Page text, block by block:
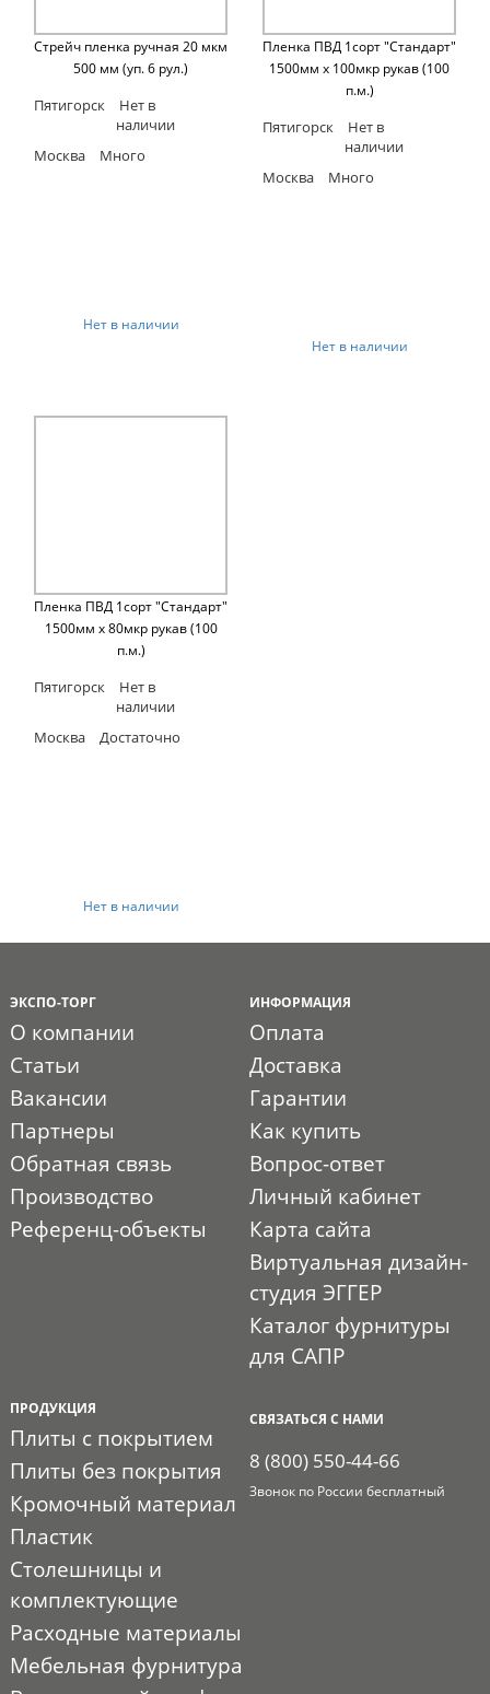
Стрейч пленка ручная 20 мкм
500 мм (уп. 6 рул.)
Пятигорск
Нет в
наличии
Москва
Много
Нет в наличии
Пленка ПВД 1сорт "Стандарт"
1500мм х 100мкр рукав (100
п.м.)
Пятигорск
Нет в
наличии
Москва
Много
Нет в наличии
Пленка ПВД 1сорт "Стандарт"
1500мм х 80мкр рукав (100
п.м.)
Пятигорск
Нет в
наличии
Москва
Достаточно
Нет в наличии
ЭКСПО-ТОРГ
О компании
Статьи
Вакансии
Партнеры
Обратная связь
Производство
Референц-объекты
ИНФОРМАЦИЯ
Оплата
Доставка
Гарантии
Как купить
Вопрос-ответ
Личный кабинет
Карта сайта
Виртуальная дизайн-
студия ЭГГЕР
Каталог фурнитуры
для САПР
ПРОДУКЦИЯ
Плиты с покрытием
Плиты без покрытия
Кромочный материал
Пластик
Столешницы и
комплектующие
Расходные материалы
Мебельная фурнитура
СВЯЗАТЬСЯ С НАМИ
8 (800) 550-44-66
Звонок по России бесплатный